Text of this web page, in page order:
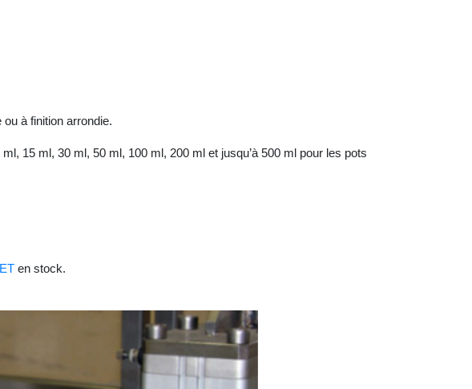
à finition arrondie.
15 ml, 30 ml, 50 ml, 100 ml, 200 ml et jusqu’à 500 ml pour les pots
en stock.